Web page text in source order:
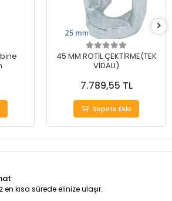
45 MM ROTİL ÇEKTİRME(TEK
VİDALI)
7.789,55 TL
Sepete Ekle
en kısa sürede elinize ulaşır.